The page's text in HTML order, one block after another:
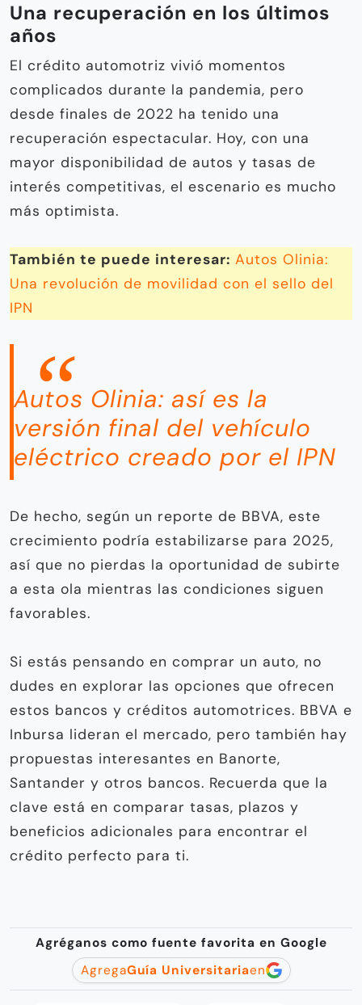
Una recuperación en los últimos
años
El crédito automotriz vivió momentos
complicados durante la pandemia, pero
desde finales de 2022 ha tenido una
recuperación espectacular. Hoy, con una
mayor disponibilidad de autos y tasas de
interés competitivas, el escenario es mucho
más optimista.
También te puede interesar: Autos Olinia:
Una revolución de movilidad con el sello del
IPN
Autos Olinia: así es la
versión final del vehículo
eléctrico creado por el IPN
De hecho, según un reporte de BBVA, este
crecimiento podría estabilizarse para 2025,
así que no pierdas la oportunidad de subirte
a esta ola mientras las condiciones siguen
favorables.
Si estás pensando en comprar un auto, no
dudes en explorar las opciones que ofrecen
estos bancos y créditos automotrices. BBVA e
Inbursa lideran el mercado, pero también hay
propuestas interesantes en Banorte,
Santander y otros bancos. Recuerda que la
clave está en comparar tasas, plazos y
beneficios adicionales para encontrar el
crédito perfecto para ti.
Agréganos como fuente favorita en Google
AgregaGuía Universitariaen